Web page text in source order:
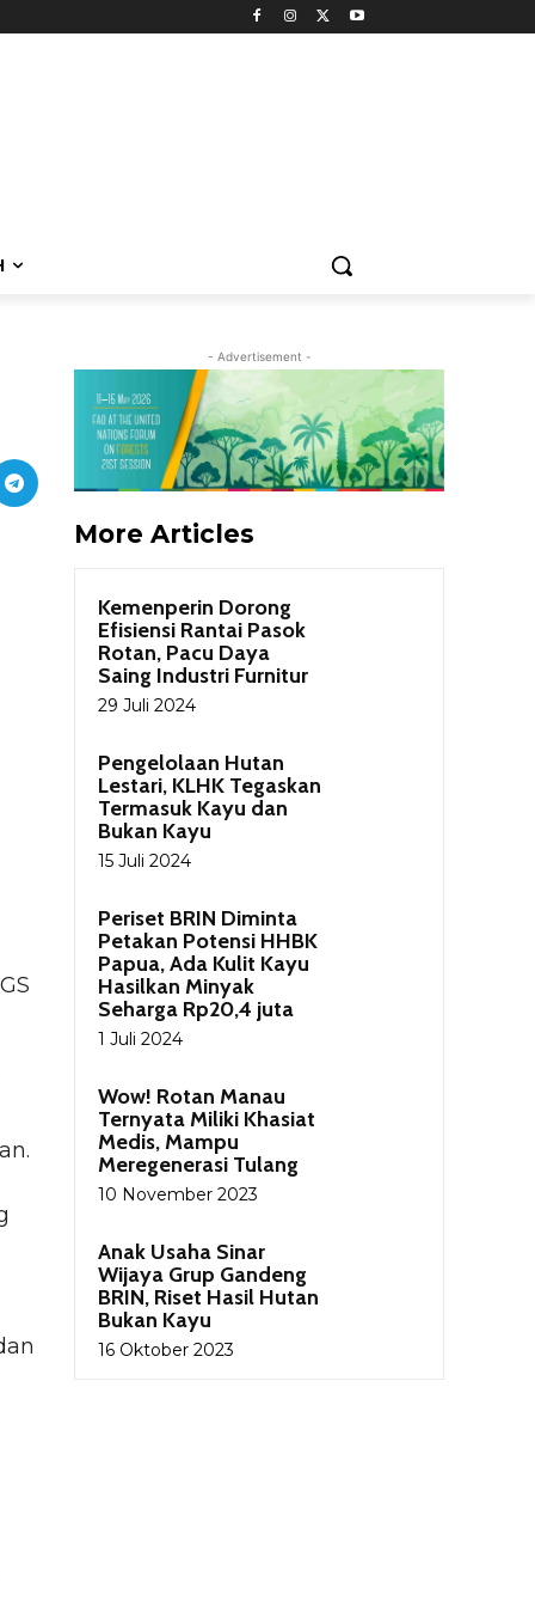
- Advertisement -
More Articles
Kemenperin Dorong
Efisiensi Rantai Pasok
Rotan, Pacu Daya
Saing Industri Furnitur
29 Juli 2024
Pengelolaan Hutan
Lestari, KLHK Tegaskan
Termasuk Kayu dan
Bukan Kayu
15 Juli 2024
Periset BRIN Diminta
Petakan Potensi HHBK
Papua, Ada Kulit Kayu
Hasilkan Minyak
Seharga Rp20,4 juta
1 Juli 2024
Wow! Rotan Manau
Ternyata Miliki Khasiat
Medis, Mampu
Meregenerasi Tulang
10 November 2023
Anak Usaha Sinar
Wijaya Grup Gandeng
BRIN, Riset Hasil Hutan
Bukan Kayu
16 Oktober 2023